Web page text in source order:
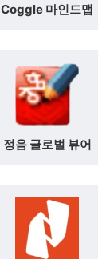
Coggle 마인드맵
정음 글로벌 뷰어